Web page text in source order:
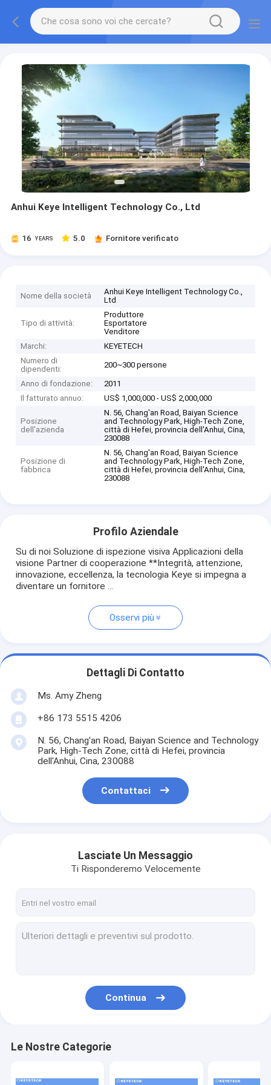
Anhui Keye Intelligent Technology Co., Ltd
16 YEARS 5.0 Fornitore verificato
Nome della società
Anhui Keye Intelligent Technology Co.,
Ltd
Tipo di attività:
Produttore
Esportatore
Venditore
Marchi:
KEYETECH
Numero di
dipendenti:
200~300 persone
Anno di fondazione:
2011
Il fatturato annuo:
US$ 1,000,000 - US$ 2,000,000
Posizione
dell'azienda
N. 56, Chang'an Road, Baiyan Science
and Technology Park, High-Tech Zone,
città di Hefei, provincia dell'Anhui, Cina,
230088
Posizione di
fabbrica
N. 56, Chang'an Road, Baiyan Science
and Technology Park, High-Tech Zone,
città di Hefei, provincia dell'Anhui, Cina,
230088
Profilo Aziendale
Su di noi Soluzione di ispezione visiva Applicazioni della
visione Partner di cooperazione **Integrità, attenzione,
innovazione, eccellenza, la tecnologia Keye si impegna a
diventare un fornitore ...
Osservi più
Dettagli Di Contatto
Ms. Amy Zheng
+86 173 5515 4206
N. 56, Chang'an Road, Baiyan Science and Technology
Park, High-Tech Zone, città di Hefei, provincia
dell'Anhui, Cina, 230088
Contattaci
Lasciate Un Messaggio
Ti Risponderemo Velocemente
Continua
Le Nostre Categorie